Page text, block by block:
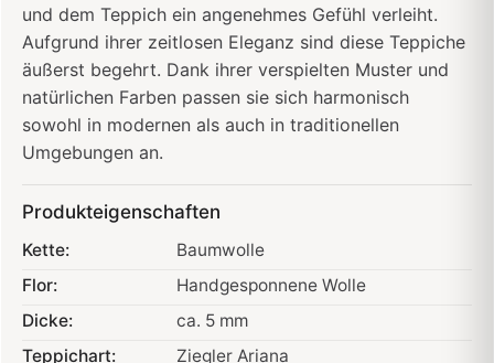
und dem Teppich ein angenehmes Gefühl verleiht.
Aufgrund ihrer zeitlosen Eleganz sind diese Teppiche
äußerst begehrt. Dank ihrer verspielten Muster und
natürlichen Farben passen sie sich harmonisch
sowohl in modernen als auch in traditionellen
Umgebungen an.
Produkteigenschaften
Kette:
Baumwolle
Flor:
Handgesponnene Wolle
Dicke:
ca. 5 mm
Teppichart:
Ziegler Ariana